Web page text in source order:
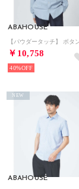
ABAHOUSE
￥10,758
40%
ABAHOUSE
NEW